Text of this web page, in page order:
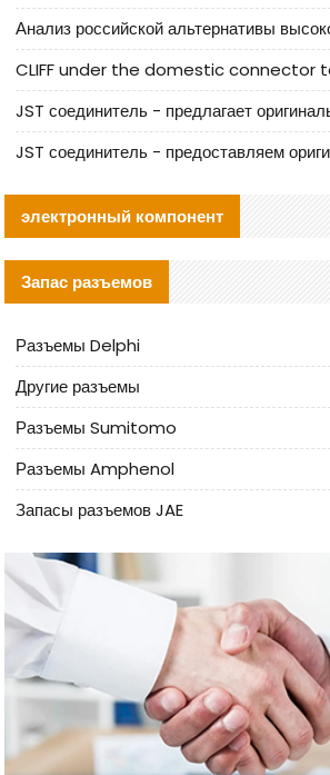
электронный компонент
Запас разъемов
Разъемы Delphi
Другие разъемы
Разъемы Sumitomo
Разъемы Amphenol
Запасы разъемов JAE